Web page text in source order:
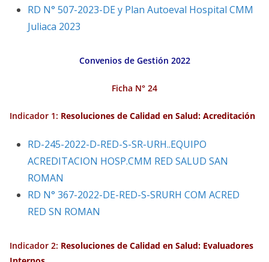
RD N° 507-2023-DE y Plan Autoeval Hospital CMM
Juliaca 2023
Convenios de Gestión 2022
Ficha N° 24
Indicador 1: Resoluciones de Calidad en Salud: Acreditación
RD-245-2022-D-RED-S-SR-URH..EQUIPO
ACREDITACION HOSP.CMM RED SALUD SAN
ROMAN
RD N° 367-2022-DE-RED-S-SRURH COM ACRED
RED SN ROMAN
Indicador 2: Resoluciones de Calidad en Salud: Evaluadores